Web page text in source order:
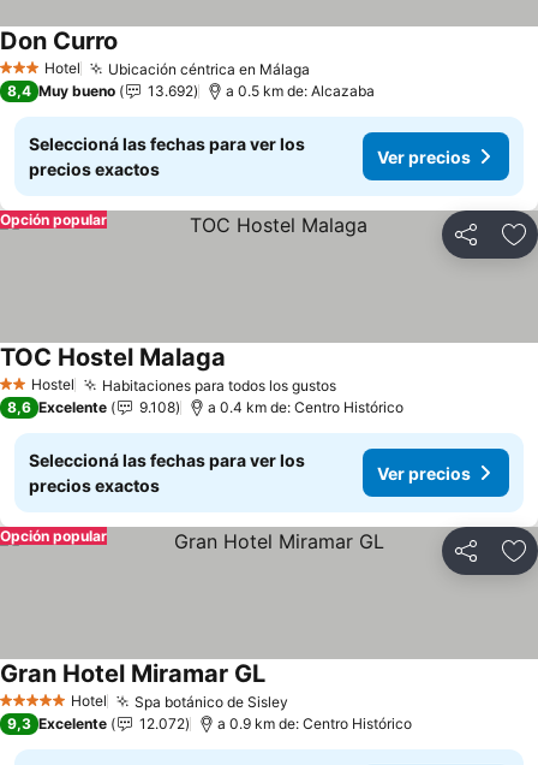
3 Estrellas
Hotel Ubicación céntrica en Málaga
Don Curro
8,4 Muy bueno 13.692 a 0.5 km de: Alcazaba
Seleccioná las fechas para ver los
precios exactos
Ver precios
Compartir
Opción popular
2 Estrellas
Hostel Habitaciones para todos los gustosVer precios
TOC Hostel Malaga
8,6 Excelente 9.108 a 0.4 km de: Centro Histórico
Seleccioná las fechas para ver los
precios exactos
Ver precios
Compartir
Opción popular
5 Estrellas Hotel Spa botánico de Sisley
Gran Hotel Miramar GLVer precios
9,3 Excelente 12.072 a 0.9 km de: Centro Histórico